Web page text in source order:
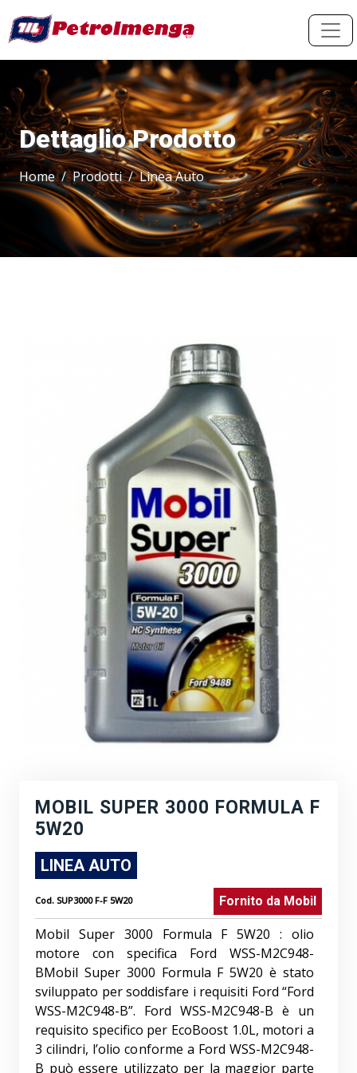
Dettaglio Prodotto
Home Prodotti Linea Auto
MOBIL SUPER 3000 FORMULA F
5W20
LINEA AUTO
Cod. SUP3000 F-F 5W20 Fornito da Mobil
Mobil Super 3000 Formula F 5W20 : olio
motore con specifica Ford WSS-M2C948-
BMobil Super 3000 Formula F 5W20 è stato
sviluppato per soddisfare i requisiti Ford “Ford
WSS-M2C948-B”. Ford WSS-M2C948-B è un
requisito specifico per EcoBoost 1.0L, motori a
3 cilindri, l’olio conforme a Ford WSS-M2C948-
B può essere utilizzato per la maggior parte